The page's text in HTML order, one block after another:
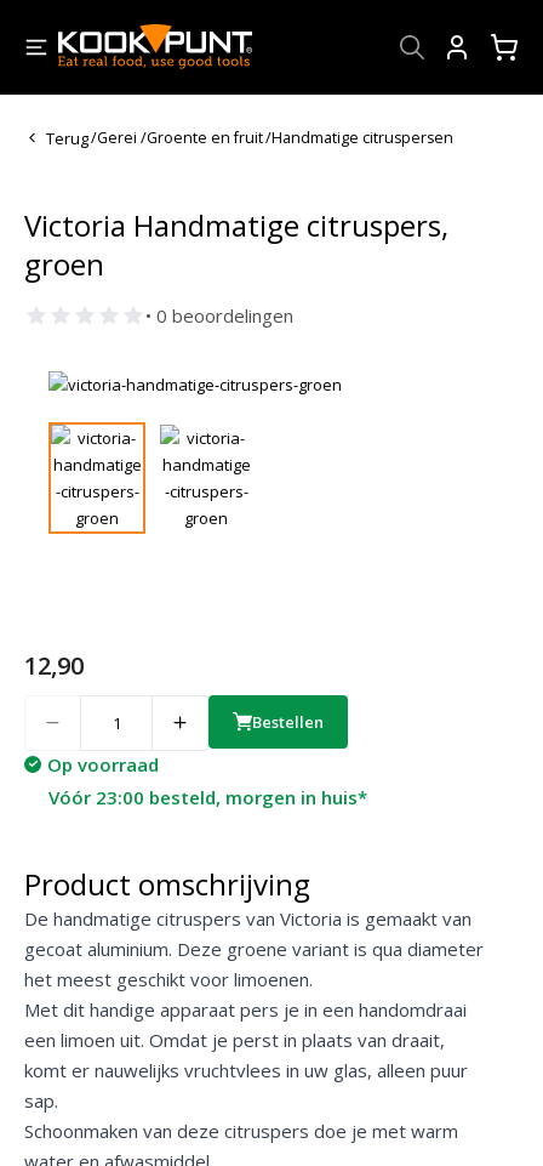
Terug/Gerei /Groente en fruit/Handmatige citruspersen
Victoria Handmatige citruspers,
groen
• 0 beoordelingen
12,90
Bestellen
Op voorraad
Vóór 23:00 besteld, morgen in huis*
Product omschrijving
De handmatige citruspers van Victoria is gemaakt van
gecoat aluminium. Deze groene variant is qua diameter
het meest geschikt voor limoenen.
Met dit handige apparaat pers je in een handomdraai
een limoen uit. Omdat je perst in plaats van draait,
komt er nauwelijks vruchtvlees in uw glas, alleen puur
sap.
Schoonmaken van deze citruspers doe je met warm
water en afwasmiddel.